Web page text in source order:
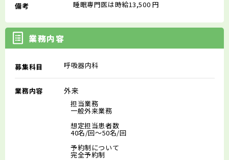
備考 睡眠専門医は時給13,500 円
業務内容
募集科目 呼吸器内科
業務内容 外来
担当業務
一般外来業務
想定担当患者数
40名/回～50名/回
予約制について
完全予約制